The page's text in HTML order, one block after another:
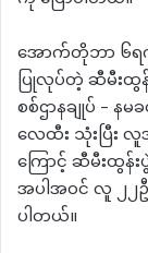
အောက်တိုဘာ ၆ရ
ပြုလုပ်တဲ့ ဆီမီးထွ
စစ်ဌာနချုပ် – န
လေထီး သုံးပြီး
ကြောင့် ဆီမီးထွ
အပါအဝင် လူ ၂၂
ပါတယ်။